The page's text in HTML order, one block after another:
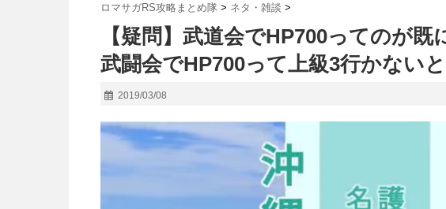
ロマサガRS攻略まとめ隊 > ネタ・雑談 >
【疑問】武道会でHP700ってのが
武闘会でHP700って上級3行かない
2019/03/08